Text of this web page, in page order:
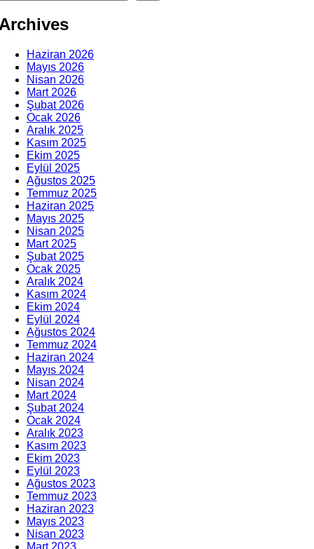
Haziran 2026
Mayıs 2026
Nisan 2026
Mart 2026
Şubat 2026
Ocak 2026
Aralık 2025
Kasım 2025
Ekim 2025
Eylül 2025
Ağustos 2025
Temmuz 2025
Haziran 2025
Mayıs 2025
Nisan 2025
Mart 2025
Şubat 2025
Ocak 2025
Aralık 2024
Kasım 2024
Ekim 2024
Eylül 2024
Ağustos 2024
Temmuz 2024
Haziran 2024
Mayıs 2024
Nisan 2024
Mart 2024
Şubat 2024
Ocak 2024
Aralık 2023
Kasım 2023
Ekim 2023
Eylül 2023
Ağustos 2023
Temmuz 2023
Haziran 2023
Mayıs 2023
Nisan 2023
Mart 2023